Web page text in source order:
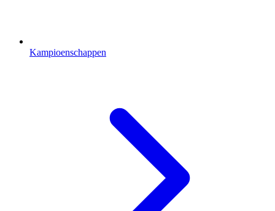
Kampioenschappen